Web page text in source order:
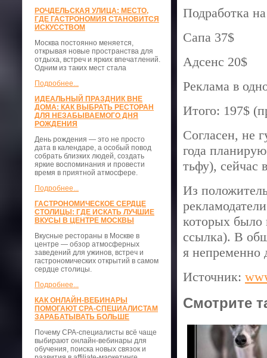
РОЧДЕЛЬСКАЯ УЛИЦА: МЕСТО,
ГДЕ ГАСТРОНОМИЯ СТАНОВИТСЯ
ИСКУССТВОМ
Москва постоянно меняется,
открывая новые пространства для
отдыха, встреч и ярких впечатлений.
Одним из таких мест стала
Подробнее...
ИДЕАЛЬНЫЙ ПРАЗДНИК ВНЕ
ДОМА: КАК ВЫБРАТЬ РЕСТОРАН
ДЛЯ НЕЗАБЫВАЕМОГО ДНЯ
РОЖДЕНИЯ
День рождения — это не просто
дата в календаре, а особый повод
собрать близких людей, создать
яркие воспоминания и провести
время в приятной атмосфере.
Подробнее...
ГАСТРОНОМИЧЕСКОЕ СЕРДЦЕ
СТОЛИЦЫ: ГДЕ ИСКАТЬ ЛУЧШИЕ
ВКУСЫ В ЦЕНТРЕ МОСКВЫ
Вкусные рестораны в Москве в
центре — обзор атмосферных
заведений для ужинов, встреч и
гастрономических открытий в самом
сердце столицы.
Подробнее...
КАК ОНЛАЙН-ВЕБИНАРЫ
ПОМОГАЮТ CPA-СПЕЦИАЛИСТАМ
ЗАРАБАТЫВАТЬ БОЛЬШЕ
Почему CPA-специалисты всё чаще
выбирают онлайн-вебинары для
обучения, поиска новых связок и
Подработка
Сапа 37$
Адсенс 20$
Реклама в
Итого: 197$
Согласен, не
года
тьфу), сейчас
Из
которых было
ссылка). В
я непременно
Источник:
Смотрите